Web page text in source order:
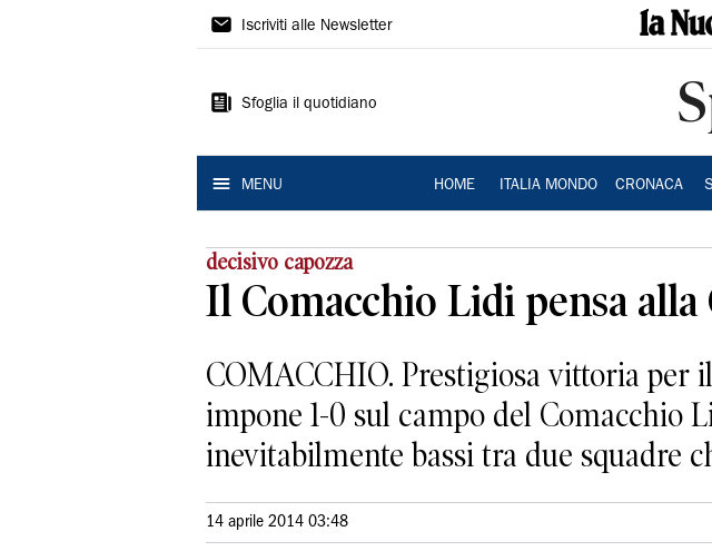
La
Ferrara
Iscriviti alle Newsletter
Sfoglia il quotidiano
MENU HOME ITALIA MONDO CRONACA
decisivo capozza
Il Comacchio Lidi pensa
COMACCHIO. Prestigiosa vittoria per
impone 1-0 sul campo del Comacchio
inevitabilmente bassi tra due squadre
14 aprile 2014 03:48